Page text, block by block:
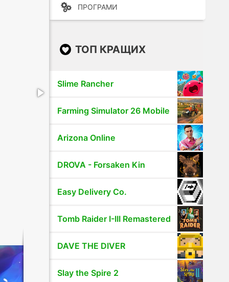
ПРОГРАМИ
ТОП КРАЩИХ
Slime Rancher
Farming Simulator 26 Mobile
Arizona Online
DROVA - Forsaken Kin
Easy Delivery Co.
Tomb Raider I-III Remastered
DAVE THE DIVER
Slay the Spire 2